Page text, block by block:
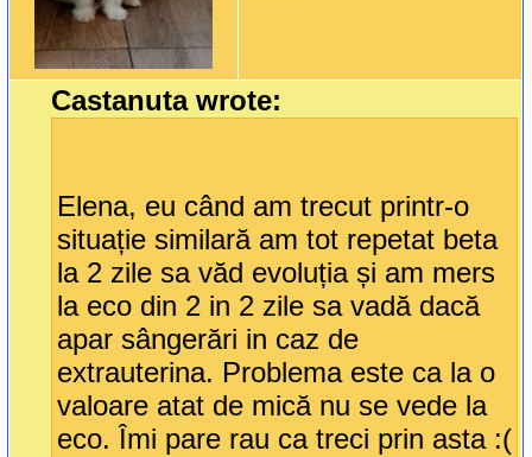
Castanuta wrote:
Elena, eu când am trecut printr-o
situație similară am tot repetat beta
la 2 zile sa văd evoluția și am mers
la eco din 2 in 2 zile sa vadă dacă
apar sângerări in caz de
extrauterina. Problema este ca la o
valoare atat de mică nu se vede la
eco. Îmi pare rau ca treci prin asta :(